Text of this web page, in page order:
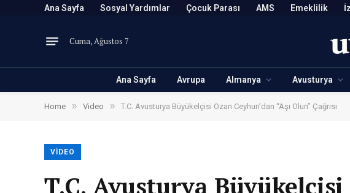
Ana Sayfa Sosyal Yardımlar Çocuk Parası AMS Emeklilik
Cuma, Ağustos 7
Ana Sayfa Avrupa Almanya Avusturya
Home » Video » T.C. Avusturya Büyükelçisi Ozan Ceyhun’dan “Aşı Olun” Çağrısı
VIDEO
T.C. Avusturya Büyükelçisi